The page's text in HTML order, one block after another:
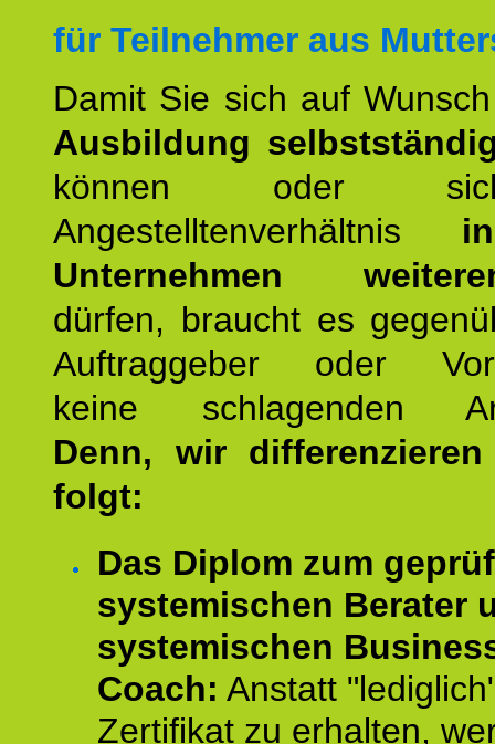
für Teilnehmer aus
Damit Sie sich auf
Ausbildung
können oder
Angestelltenverhältnis
Unternehmen
dürfen, braucht es
Auftraggeber oder
keine schlagenden
Denn, wir
folgt:
Das Diplom zum
systemischen Berater
systemischen
Coach: Anstatt
Zertifikat zu erhalten,